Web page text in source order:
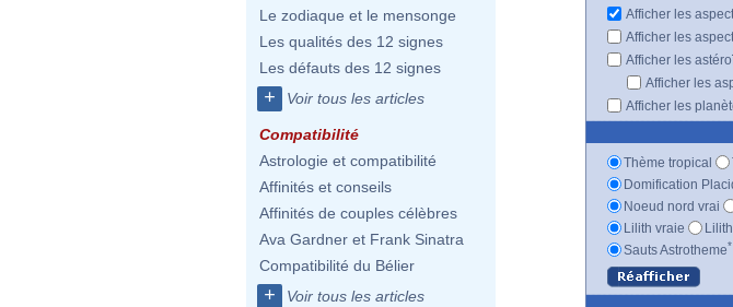
Le zodiaque et le mensonge
Les qualités des 12 signes
Les défauts des 12 signes
+ Voir tous les articles
Compatibilité
Astrologie et compatibilité
Affinités et conseils
Affinités de couples célèbres
Ava Gardner et Frank Sinatra
Compatibilité du Bélier
+ Voir tous les articles
Afficher les
Afficher les
Afficher les
Afficher les
Afficher les
Thème tropical
Domification
Noeud nord vrai
Lilith vraie
Sauts Astrotheme*